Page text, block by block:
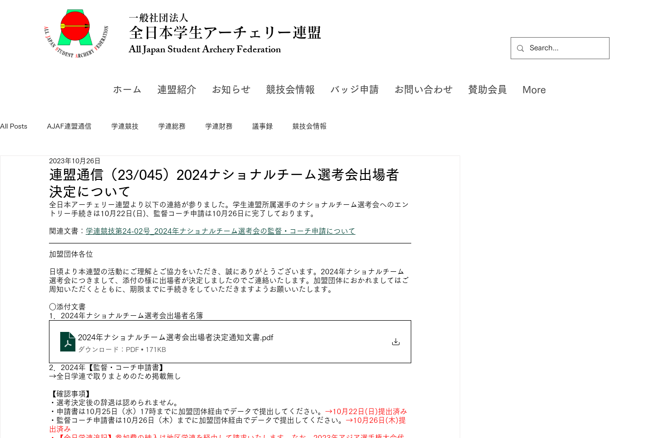
一般社団法人
全日本学生アーチェリー連盟
All Japan Student Archery Federation
ホーム 連盟紹介 お知らせ 競技会情報 バッジ申請 お問い合わせ 賛助会員 More
All Posts AJAF連盟通信 学連競技 学連総務 学連財務 議事録 競技会情報
連盟通信（23/045）2024ナショナルチーム選考会出場者
決定について
2023年10月26日
全日本アーチェリー連盟より以下の連絡が参りました。学生連盟所属選手のナショナルチーム選考会へのエン
トリー手続きは10月22日(日)、監督コーチ申請は10月26日に完了しております。
関連文書： 学連競技第24-02号_2024年ナショナルチーム選考会の監督・コーチ申請について
加盟団体各位
日頃より本連盟の活動にご理解とご協力をいただき、誠にありがとうございます。2024年ナショナルチーム
選考会につきまして、添付の様に出場者が決定しましたのでご連絡いたします。加盟団体におかれましてはご
周知いただくとともに、期限までに手続きをしていただきますようお願いいたします。
○添付文書
1．2024年ナショナルチーム選考会出場者名簿
2024年ナショナルチーム選考会出場者決定通知文書 .pdf
ダウンロード：PDF • 171KB
2．2024年【監督・コーチ申請書】
→全日学連で取りまとめのため掲載無し
【確認事項】
・選考決定後の辞退は認められません。
・申請書は10月25日（水）17時までに加盟団体経由でデータで提出してください。 →10月22日(日)提出済み
・監督コーチ申請書は10月26日（木）までに加盟団体経由でデータで提出してください。 →10月26日(木)提
出済み